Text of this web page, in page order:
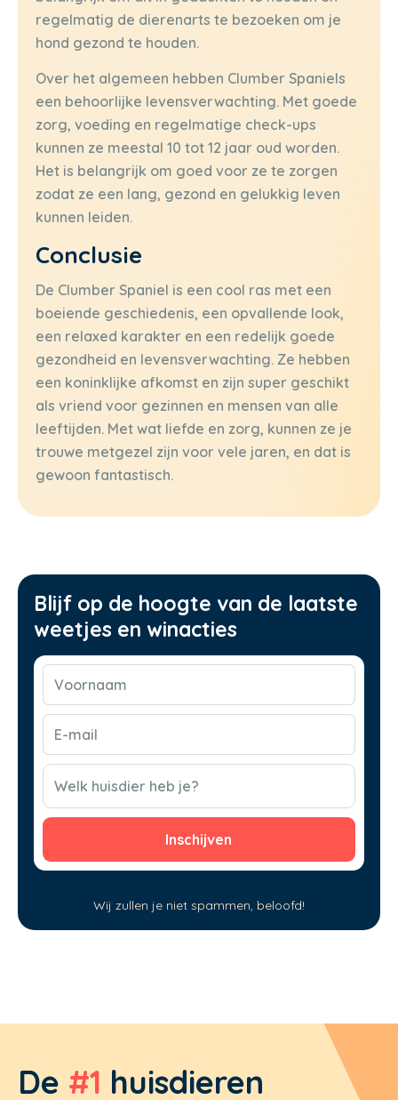
regelmatig de dierenarts te bezoeken om je
hond gezond te houden.
Over het algemeen hebben Clumber Spaniels
een behoorlijke levensverwachting. Met goede
zorg, voeding en regelmatige check-ups
kunnen ze meestal 10 tot 12 jaar oud worden.
Het is belangrijk om goed voor ze te zorgen
zodat ze een lang, gezond en gelukkig leven
kunnen leiden.
Conclusie
De Clumber Spaniel is een cool ras met een
boeiende geschiedenis, een opvallende look,
een relaxed karakter en een redelijk goede
gezondheid en levensverwachting. Ze hebben
een koninklijke afkomst en zijn super geschikt
als vriend voor gezinnen en mensen van alle
leeftijden. Met wat liefde en zorg, kunnen ze je
trouwe metgezel zijn voor vele jaren, en dat is
gewoon fantastisch.
Blijf op de hoogte van de laatste
weetjes en winacties
Voornaam
E-
mail
(Vereist)
CAPTCHA
Welk huisdier heb je?
Wij zullen je niet spammen, beloofd!
De #1 huisdieren